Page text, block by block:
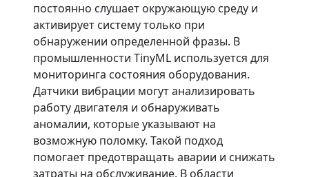
постоянно слушает окружающую среду и
активирует систему только при
обнаружении определенной фразы. В
промышленности TinyML используется для
мониторинга состояния оборудования.
Датчики вибрации могут анализировать
работу двигателя и обнаруживать
аномалии, которые указывают на
возможную поломку. Такой подход
помогает предотвращать аварии и снижать
затраты на обслуживание. В области